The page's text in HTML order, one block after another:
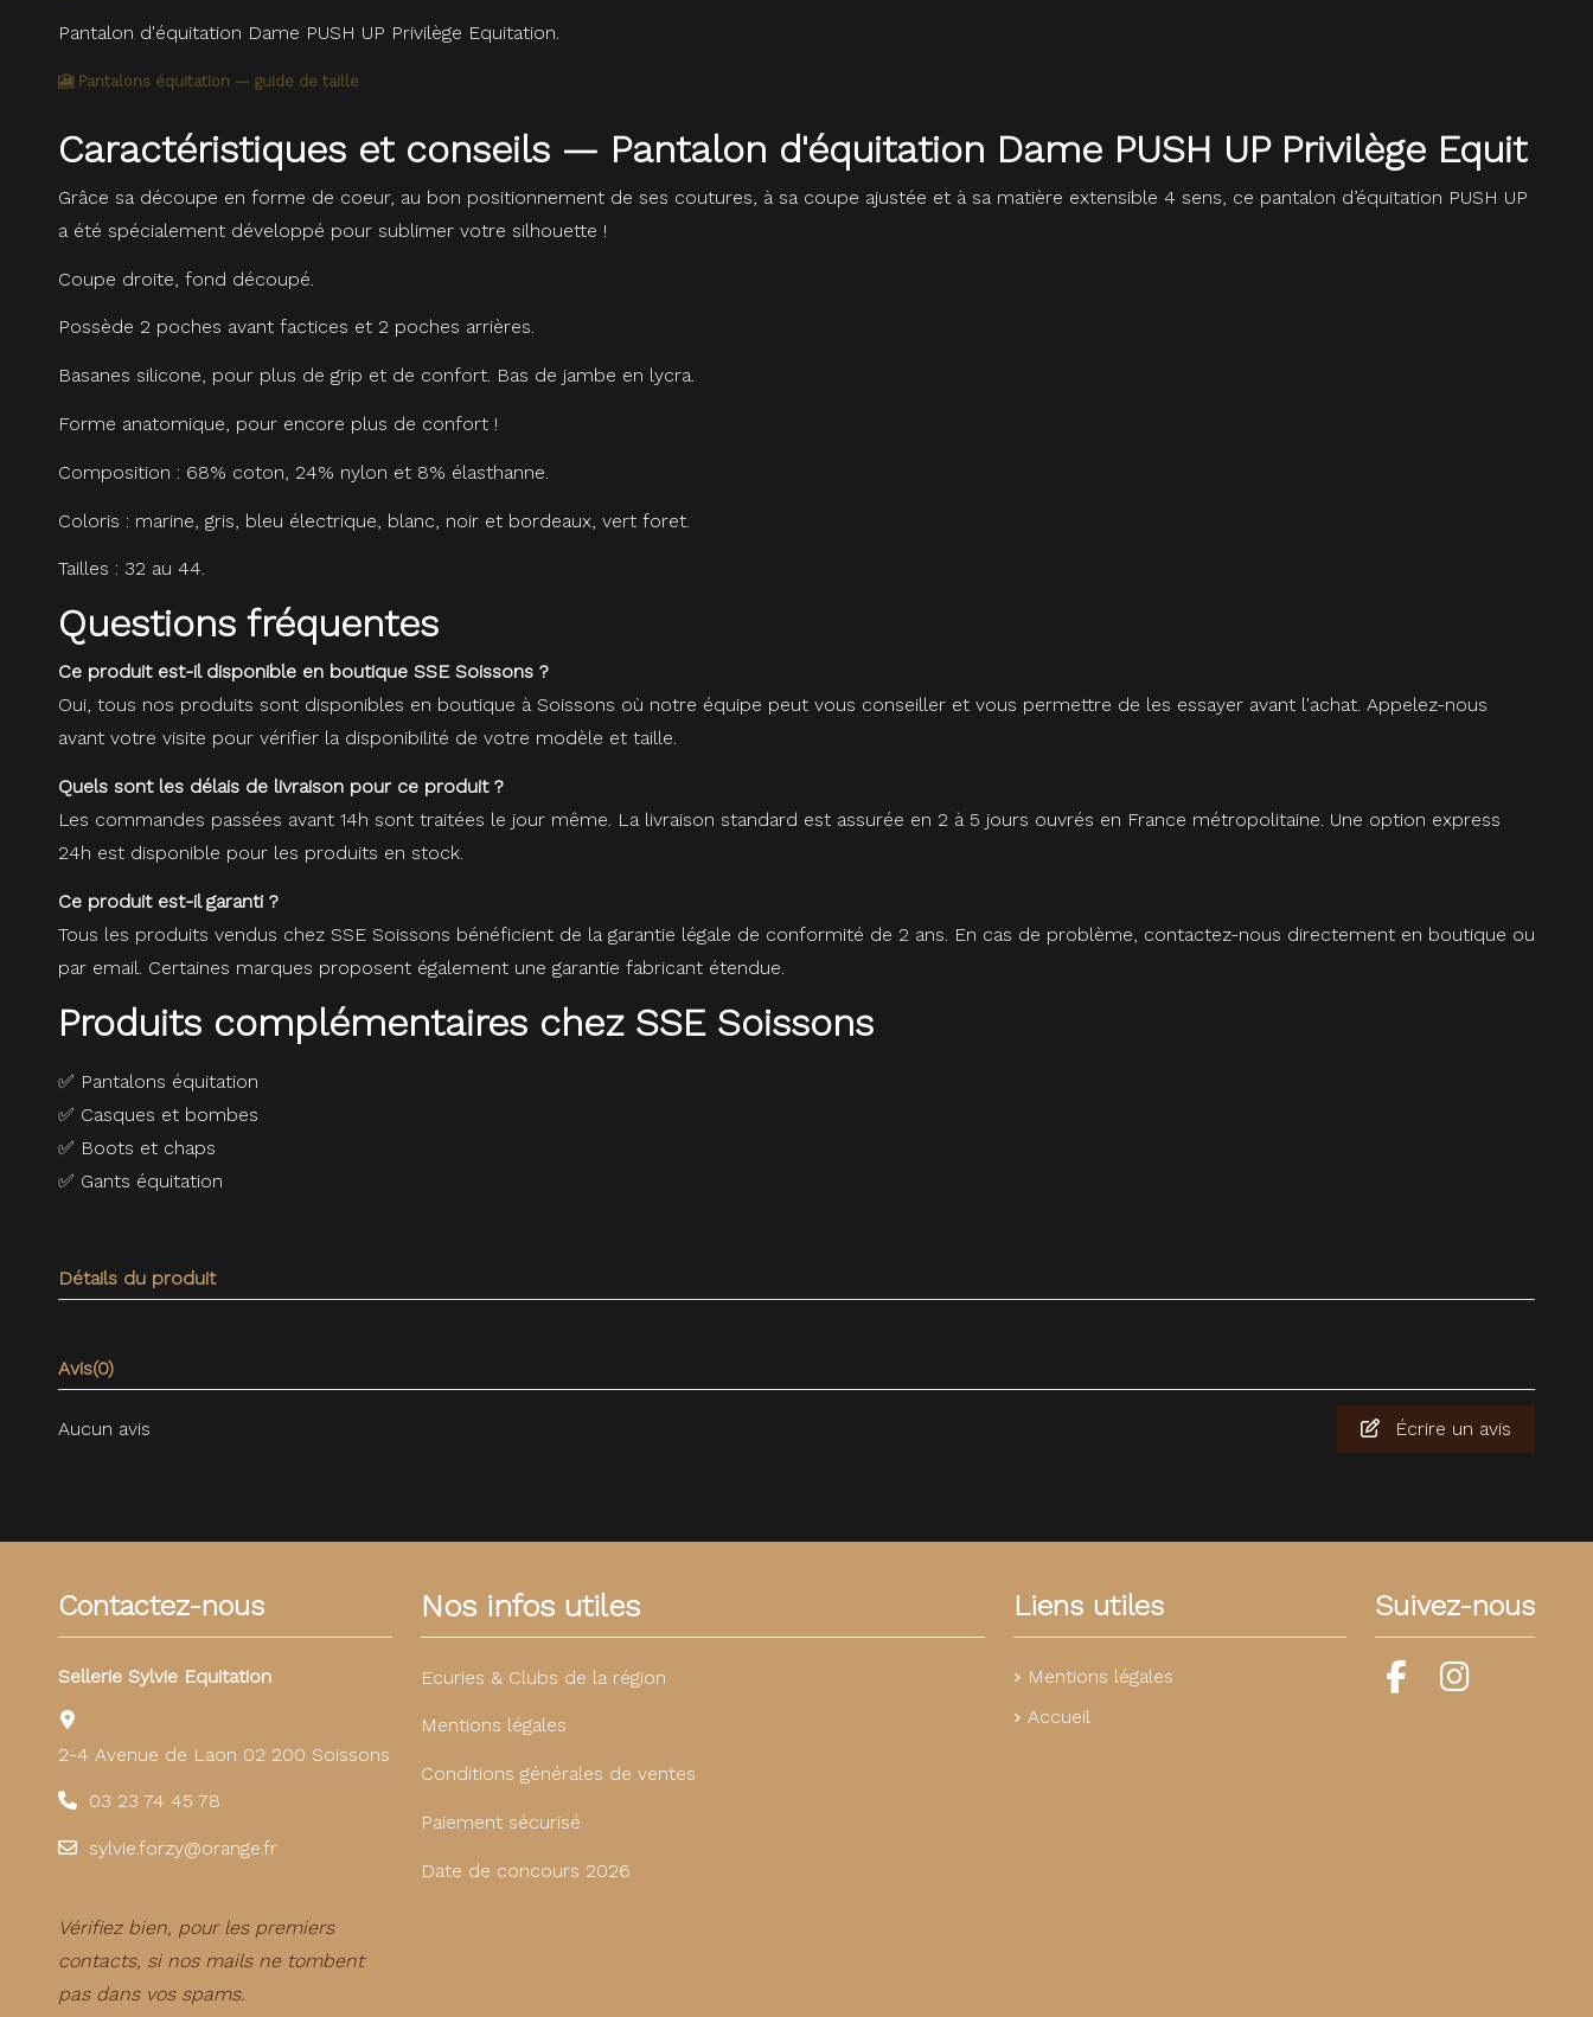
Pantalon d'équitation Dame PUSH UP Privilège Equitation.
🎦 Pantalons équitation — guide de taille
Caractéristiques et conseils — Pantalon d'équitation Dame PUSH UP Privilège Equit
Grâce sa découpe en forme de coeur, au bon positionnement de ses coutures, à sa coupe ajustée et à sa matière extensible 4 sens, ce pantalon d’équitation PUSH UP
a été spécialement développé pour sublimer votre silhouette !
Coupe droite, fond découpé.
Possède 2 poches avant factices et 2 poches arrières.
Basanes silicone, pour plus de grip et de confort. Bas de jambe en lycra.
Forme anatomique, pour encore plus de confort !
Composition : 68% coton, 24% nylon et 8% élasthanne.
Coloris : marine, gris, bleu électrique, blanc, noir et bordeaux, vert foret.
Tailles : 32 au 44.
Questions fréquentes
Ce produit est-il disponible en boutique SSE Soissons ?
Oui, tous nos produits sont disponibles en boutique à Soissons où notre équipe peut vous conseiller et vous permettre de les essayer avant l'achat. Appelez-nous
avant votre visite pour vérifier la disponibilité de votre modèle et taille.
Quels sont les délais de livraison pour ce produit ?
Les commandes passées avant 14h sont traitées le jour même. La livraison standard est assurée en 2 à 5 jours ouvrés en France métropolitaine. Une option express
24h est disponible pour les produits en stock.
Ce produit est-il garanti ?
Tous les produits vendus chez SSE Soissons bénéficient de la garantie légale de conformité de 2 ans. En cas de problème, contactez-nous directement en boutique ou
par email. Certaines marques proposent également une garantie fabricant étendue.
Produits complémentaires chez SSE Soissons
✅ Pantalons équitation
✅ Casques et bombes
✅ Boots et chaps
✅ Gants équitation
Détails du produit
Avis(0)
Aucun avis Écrire un avis
Contactez-nous
Sellerie Sylvie Equitation
2-4 Avenue de Laon 02 200 Soissons
03 23 74 45 78
sylvie.forzy@orange.fr
Vérifiez bien, pour les premiers
contacts, si nos mails ne tombent
pas dans vos spams.
Nos infos utiles
Ecuries & Clubs de la région
Mentions légales
Conditions générales de ventes
Paiement sécurisé
Date de concours 2026
Liens utiles
Mentions légales
Accueil
Suivez-nous